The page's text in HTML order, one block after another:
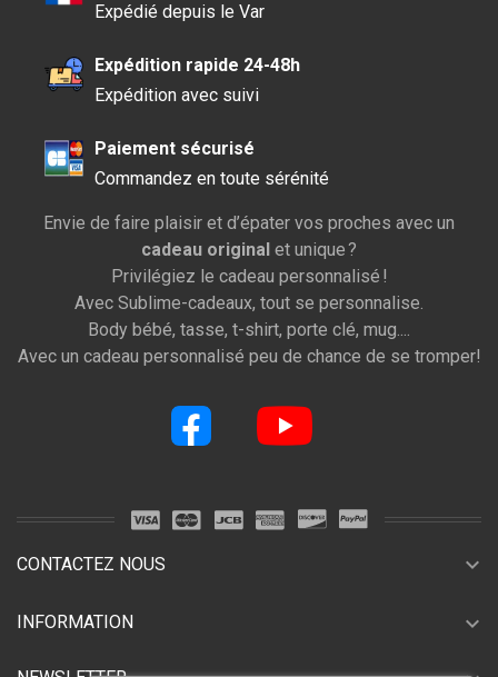
Expédié depuis le Var
Expédition rapide 24-48h
Expédition avec suivi
Paiement sécurisé
Commandez en toute sérénité
Envie de faire plaisir et d’épater vos proches avec un
cadeau original et unique ?
Privilégiez le cadeau personnalisé !
Avec Sublime-cadeaux, tout se personnalise.
Body bébé, tasse, t-shirt, porte clé, mug....
Avec un cadeau personnalisé peu de chance de se tromper!
CONTACTEZ NOUS expand_more
INFORMATION expand_more